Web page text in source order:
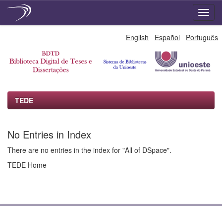
English Español Português
TEDE
No Entries in Index
There are no entries in the index for "All of DSpace".
TEDE Home